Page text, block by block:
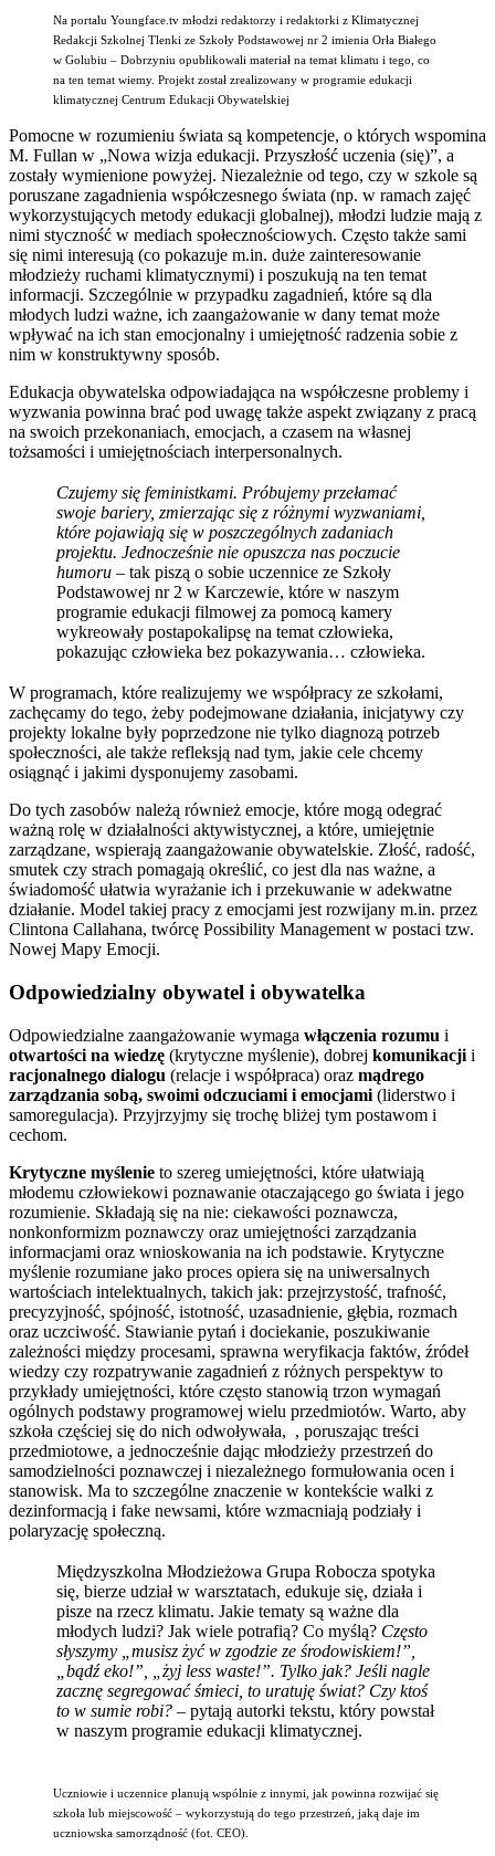
Na portalu Youngface.tv młodzi redaktorzy i redaktorki z Klimatycznej
Redakcji Szkolnej Tlenki ze Szkoły Podstawowej nr 2 imienia Orła Białego
w Golubiu – Dobrzyniu opublikowali materiał na temat klimatu i tego, co
na ten temat wiemy. Projekt został zrealizowany w programie edukacji
klimatycznej Centrum Edukacji Obywatelskiej
Pomocne w rozumieniu świata są kompetencje, o których wspomina
M. Fullan w „Nowa wizja edukacji. Przyszłość uczenia (się)”, a
zostały wymienione powyżej. Niezależnie od tego, czy w szkole są
poruszane zagadnienia współczesnego świata (np. w ramach zajęć
wykorzystujących metody edukacji globalnej), młodzi ludzie mają z
nimi styczność w mediach społecznościowych. Często także sami
się nimi interesują (co pokazuje m.in. duże zainteresowanie
młodzieży ruchami klimatycznymi) i poszukują na ten temat
informacji. Szczególnie w przypadku zagadnień, które są dla
młodych ludzi ważne, ich zaangażowanie w dany temat może
wpływać na ich stan emocjonalny i umiejętność radzenia sobie z
nim w konstruktywny sposób.
Edukacja obywatelska odpowiadająca na współczesne problemy i
wyzwania powinna brać pod uwagę także aspekt związany z pracą
na swoich przekonaniach, emocjach, a czasem na własnej
tożsamości i umiejętnościach interpersonalnych.
Czujemy się feministkami. Próbujemy przełamać
swoje bariery, zmierzając się z różnymi wyzwaniami,
które pojawiają się w poszczególnych zadaniach
projektu. Jednocześnie nie opuszcza nas poczucie
humoru – tak piszą o sobie uczennice ze Szkoły
Podstawowej nr 2 w Karczewie, które w naszym
programie edukacji filmowej za pomocą kamery
wykreowały postapokalipsę na temat człowieka,
pokazując człowieka bez pokazywania… człowieka.
W programach, które realizujemy we współpracy ze szkołami,
zachęcamy do tego, żeby podejmowane działania, inicjatywy czy
projekty lokalne były poprzedzone nie tylko diagnozą potrzeb
społeczności, ale także refleksją nad tym, jakie cele chcemy
osiągnąć i jakimi dysponujemy zasobami.
Do tych zasobów należą również emocje, które mogą odegrać
ważną rolę w działalności aktywistycznej, a które, umiejętnie
zarządzane, wspierają zaangażowanie obywatelskie. Złość, radość,
smutek czy strach pomagają określić, co jest dla nas ważne, a
świadomość ułatwia wyrażanie ich i przekuwanie w adekwatne
działanie. Model takiej pracy z emocjami jest rozwijany m.in. przez
Clintona Callahana, twórcę Possibility Management w postaci tzw.
Nowej Mapy Emocji.
Odpowiedzialny obywatel i obywatelka
Odpowiedzialne zaangażowanie wymaga włączenia rozumu i
otwartości na wiedzę (krytyczne myślenie), dobrej komunikacji i
racjonalnego dialogu (relacje i współpraca) oraz mądrego
zarządzania sobą, swoimi odczuciami i emocjami (liderstwo i
samoregulacja). Przyjrzyjmy się trochę bliżej tym postawom i
cechom.
Krytyczne myślenie to szereg umiejętności, które ułatwiają
młodemu człowiekowi poznawanie otaczającego go świata i jego
rozumienie. Składają się na nie: ciekawości poznawcza,
nonkonformizm poznawczy oraz umiejętności zarządzania
informacjami oraz wnioskowania na ich podstawie. Krytyczne
myślenie rozumiane jako proces opiera się na uniwersalnych
wartościach intelektualnych, takich jak: przejrzystość, trafność,
precyzyjność, spójność, istotność, uzasadnienie, głębia, rozmach
oraz uczciwość. Stawianie pytań i dociekanie, poszukiwanie
zależności między procesami, sprawna weryfikacja faktów, źródeł
wiedzy czy rozpatrywanie zagadnień z różnych perspektyw to
przykłady umiejętności, które często stanowią trzon wymagań
ogólnych podstawy programowej wielu przedmiotów. Warto, aby
szkoła częściej się do nich odwoływała, , poruszając treści
przedmiotowe, a jednocześnie dając młodzieży przestrzeń do
samodzielności poznawczej i niezależnego formułowania ocen i
stanowisk. Ma to szczególne znaczenie w kontekście walki z
dezinformacją i fake newsami, które wzmacniają podziały i
polaryzację społeczną.
Międzyszkolna Młodzieżowa Grupa Robocza spotyka
się, bierze udział w warsztatach, edukuje się, działa i
pisze na rzecz klimatu. Jakie tematy są ważne dla
młodych ludzi? Jak wiele potrafią? Co myślą? Często
słyszymy „musisz żyć w zgodzie ze środowiskiem!”,
„bądź eko!”, „żyj less waste!”. Tylko jak? Jeśli nagle
zacznę segregować śmieci, to uratuję świat? Czy ktoś
to w sumie robi? – pytają autorki tekstu, który powstał
w naszym programie edukacji klimatycznej.
Uczniowie i uczennice planują wspólnie z innymi, jak powinna rozwijać się
szkoła lub miejscowość – wykorzystują do tego przestrzeń, jaką daje im
uczniowska samorządność (fot. CEO).